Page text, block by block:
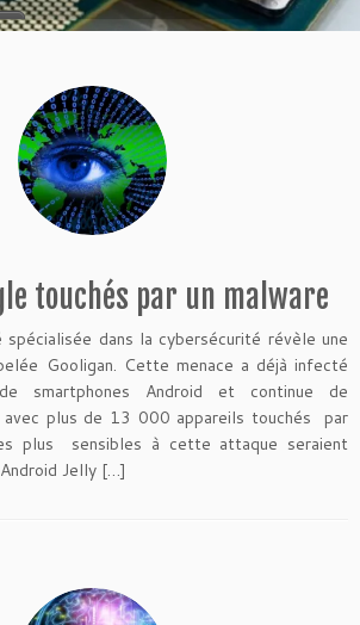
»
touchés par un malware
dans la cybersécurité révèle une
Gooligan. Cette menace a déjà infecté
smartphones Android et continue de
plus de 13 000 appareils touchés par
plus sensibles à cette attaque seraient
Jelly […]